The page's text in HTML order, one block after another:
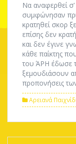
Να αναφερθεί
συμφώνησαν
κρατηθεί σκορ
επίσης δεν
και δεν έγινε
κάθε παίκτης
του ΆΡΗ έδωσε
ξεμουδιάσουν
προπονήσεις
Αρειανά